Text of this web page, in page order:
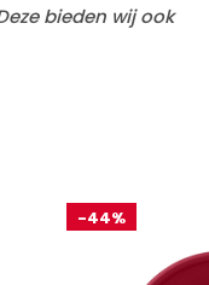
bieden wij ook
-44%